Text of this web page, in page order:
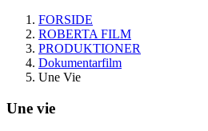
FORSIDE
ROBERTA FILM
PRODUKTIONER
Dokumentarfilm
Une Vie
Une vie